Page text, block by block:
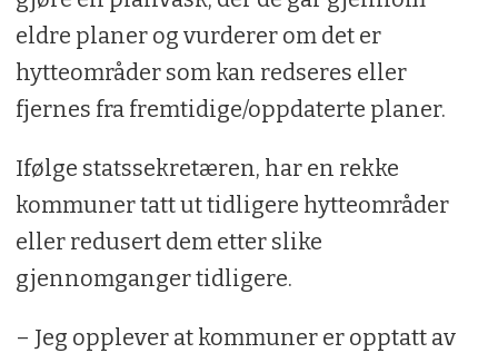
eldre planer og vurderer om det er
hytteområder som kan redseres eller
fjernes fra fremtidige/oppdaterte planer.
Ifølge statssekretæren, har en rekke
kommuner tatt ut tidligere hytteområder
eller redusert dem etter slike
gjennomganger tidligere.
– Jeg opplever at kommuner er opptatt av